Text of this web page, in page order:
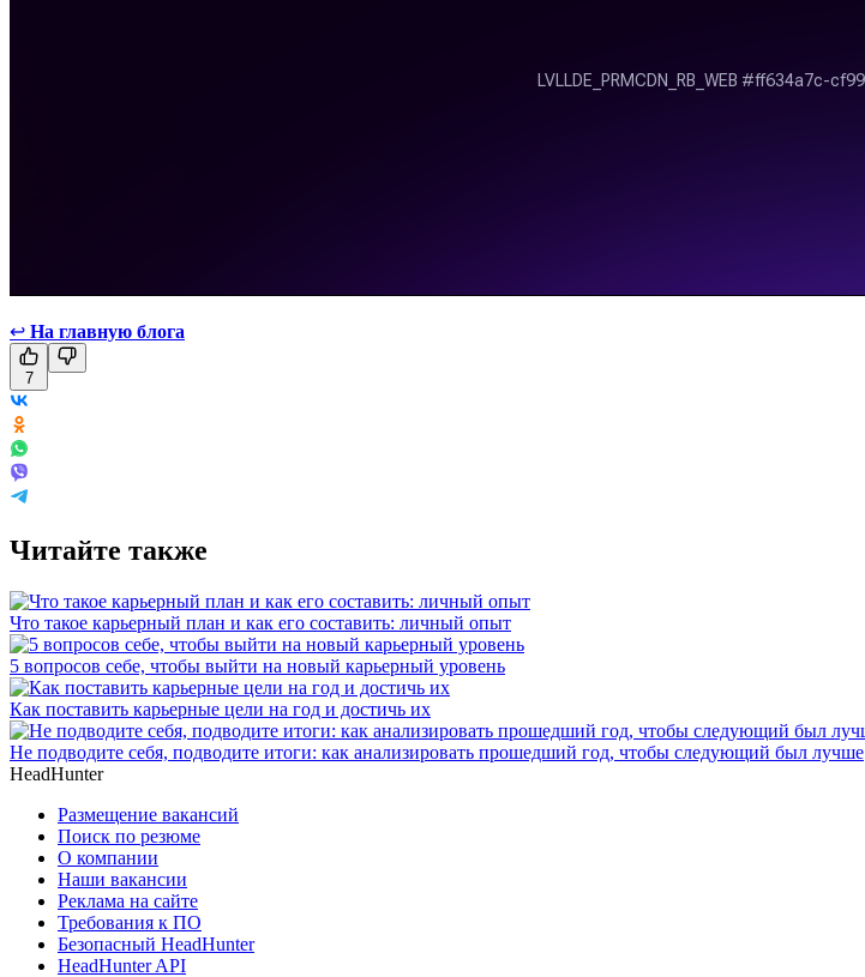
↩ На главную блога
7
Читайте также
Что такое карьерный план и как его составить: личный опыт
5 вопросов себе, чтобы выйти на новый карьерный уровень
Как поставить карьерные цели на год и достичь их
Не подводите себя, подводите итоги: как анализировать прошедший год, чтобы следующий был лучше
HeadHunter
Размещение вакансий
Поиск по резюме
О компании
Наши вакансии
Реклама на сайте
Требования к ПО
Безопасный HeadHunter
HeadHunter API